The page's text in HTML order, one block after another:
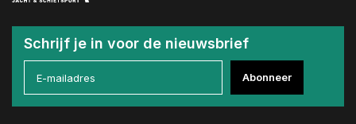
Schrijf je in voor de nieuwsbrief
Abonneer